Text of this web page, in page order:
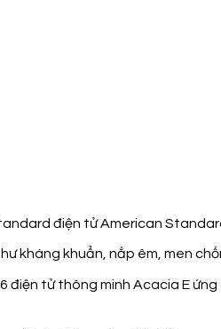
điện tử American
kháng khuẩn, nắp êm, men
điện tử thông minh Acacia E